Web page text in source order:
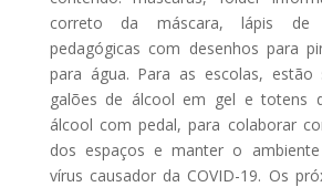
correto da máscara, lápis de
pedagógicas com desenhos para
para água. Para as escolas, estão
galões de álcool em gel e totens
álcool com pedal, para colaborar
dos espaços e manter o
vírus causador da COVID-19. Os